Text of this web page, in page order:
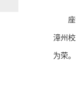
漳州
为荣。